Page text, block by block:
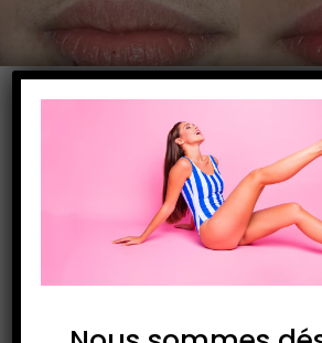
Résultats à 6 semaines après 1